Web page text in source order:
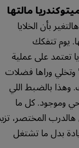
مالتها
بأن الخلايا
يوم تتفكك
تعتمد على عملية
وراها فضلات
بالضبط اللي
وموجود. كل ما
المختصر،
بدل ما تشتغل